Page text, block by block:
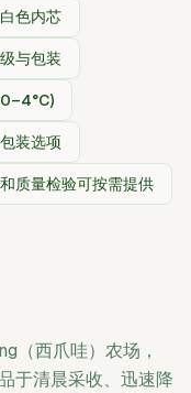
色内芯
与包装
装选项
质量检验可按需提供
（西爪哇）农场，
于清晨采收、迅速降